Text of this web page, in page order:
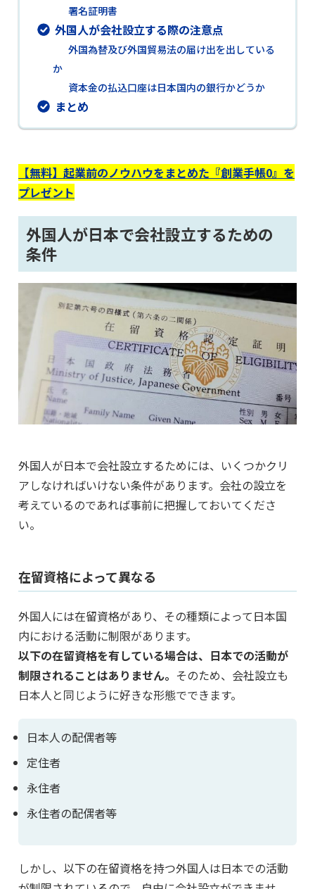
署名証明書
外国人が会社設立する際の注意点
外国為替及び外国貿易法の届け出を出している
か
資本金の払込口座は日本国内の銀行かどうか
まとめ
【無料】起業前のノウハウをまとめた『創業手帳0』を
プレゼント
外国人が日本で会社設立するための
条件
外国人が日本で会社設立するためには、いくつかクリ
アしなければいけない条件があります。会社の設立を
考えているのであれば事前に把握しておいてくださ
い。
在留資格によって異なる
外国人には在留資格があり、その種類によって日本国
内における活動に制限があります。
以下の在留資格を有している場合は、日本での活動が
制限されることはありません。 そのため、会社設立も
日本人と同じように好きな形態でできます。
日本人の配偶者等
定住者
永住者
永住者の配偶者等
しかし、以下の在留資格を持つ外国人は日本での活動